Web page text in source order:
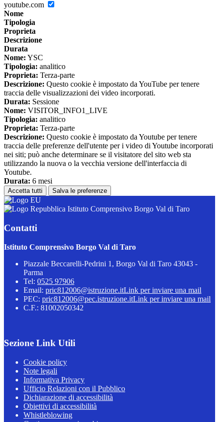
youtube.com
Nome
Tipologia
Proprieta
Descrizione
Durata
Nome: YSC
Tipologia: analitico
Proprieta: Terza-parte
Descrizione: Questo cookie è impostato da YouTube per tenere
traccia delle visualizzazioni dei video incorporati.
Durata: Sessione
Nome: VISITOR_INFO1_LIVE
Tipologia: analitico
Proprieta: Terza-parte
Descrizione: Questo cookie è impostato da Youtube per tenere
traccia delle preferenze dell'utente per i video di Youtube incorporati
nei siti; può anche determinare se il visitatore del sito web sta
utilizzando la nuova o la vecchia versione dell'interfaccia di
Youtube.
Durata: 6 mesi
Accetta tutti Salva le preferenze
Istituto Comprensivo Borgo Val di Taro
Contatti
Istituto Comprensivo Borgo Val di Taro
Piazzale Beccarelli-Pedrini 1, Borgo Val di Taro 43043 -
Parma
Tel: 0525 97906
Email: pric812006@istruzione.itLink per inviare una mail
PEC: pric812006@pec.istruzione.itLink per inviare una mail
C.F.: 81002050342
Sezione Link Utili
Cookie policy
Note legali
Informativa Privacy
Ufficio Relazioni con il Pubblico
Dichiarazione di accessibilità
Obiettivi di accessibilità
Whistleblowing